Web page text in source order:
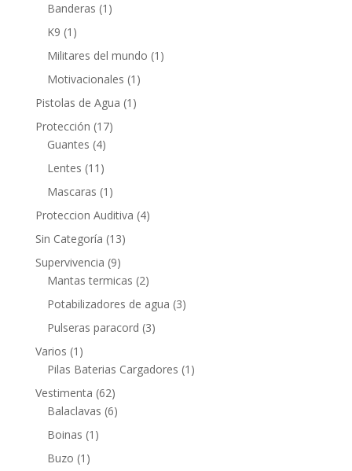
Banderas (1)
K9 (1)
Militares del mundo (1)
Motivacionales (1)
Pistolas de Agua (1)
Protección (17)
Guantes (4)
Lentes (11)
Mascaras (1)
Proteccion Auditiva (4)
Sin Categoría (13)
Supervivencia (9)
Mantas termicas (2)
Potabilizadores de agua (3)
Pulseras paracord (3)
Varios (1)
Pilas Baterias Cargadores (1)
Vestimenta (62)
Balaclavas (6)
Boinas (1)
Buzo (1)